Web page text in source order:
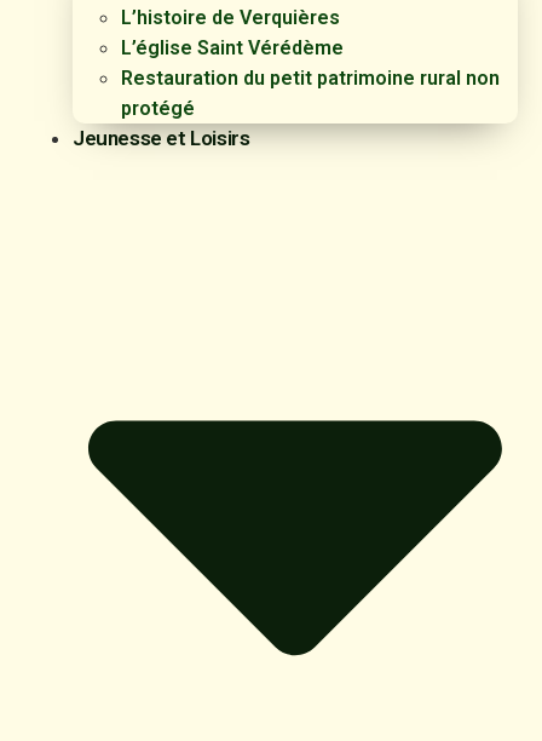
L’histoire de Verquières
L’église Saint Vérédème
Restauration du petit patrimoine rural non
protégé
Jeunesse et Loisirs